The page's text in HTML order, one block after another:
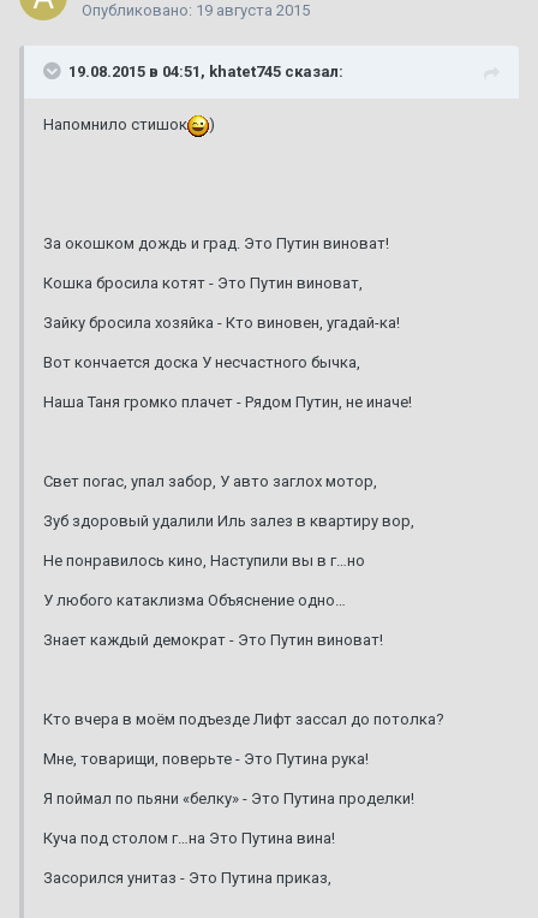
Опубликовано: 19 августа 2015
19.08.2015 в 04:51, khatet745 сказал:
Напомнило стишок )
За окошком дождь и град. Это Путин виноват!
Кошка бросила котят - Это Путин виноват,
Зайку бросила хозяйка - Кто виновен, угадай-ка!
Вот кончается доска У несчастного бычка,
Наша Таня громко плачет - Рядом Путин, не иначе!
Свет погас, упал забор, У авто заглох мотор,
Зуб здоровый удалили Иль залез в квартиру вор,
Не понравилось кино, Наступили вы в г…но
У любого катаклизма Объяснение одно…
Знает каждый демократ - Это Путин виноват!
Кто вчера в моём подъезде Лифт зассал до потолка?
Мне, товарищи, поверьте - Это Путина рука!
Я поймал по пьяни «белку» - Это Путина проделки!
Куча под столом г…на Это Путина вина!
Засорился унитаз - Это Путина приказ,